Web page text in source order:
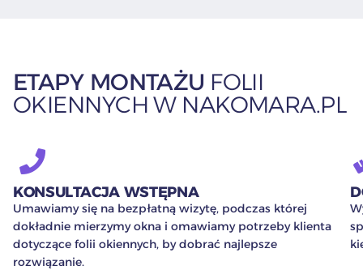
ETAPY MONTAŻU FOLII
OKIENNYCH W NAKOMARA.PL
KONSULTACJA WSTĘPNA
Umawiamy się na bezpłatną wizytę, podczas której
dokładnie mierzymy okna i omawiamy potrzeby klienta
dotyczące folii okiennych, by dobrać najlepsze
rozwiązanie.